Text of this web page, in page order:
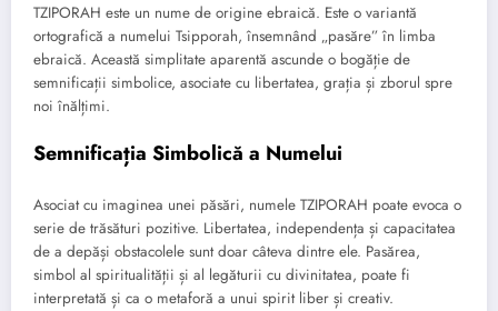
TZIPORAH este un nume de origine ebraică. Este o variantă
ortografică a numelui Tsipporah, însemnând „pasăre” în limba
ebraică. Această simplitate aparentă ascunde o bogăție de
semnificații simbolice, asociate cu libertatea, grația și zborul spre
noi înălțimi.
Semnificația Simbolică a Numelui
Asociat cu imaginea unei păsări, numele TZIPORAH poate evoca o
serie de trăsături pozitive. Libertatea, independența și capacitatea
de a depăși obstacolele sunt doar câteva dintre ele. Pasărea,
simbol al spiritualității și al legăturii cu divinitatea, poate fi
interpretată și ca o metaforă a unui spirit liber și creativ.